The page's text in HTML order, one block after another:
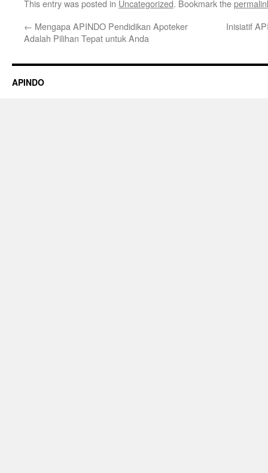
This entry was posted in Uncategorized. Bookmark the
← Mengapa APINDO Pendidikan Apoteker
Adalah Pilihan Tepat untuk Anda
Inisiatif
APINDO